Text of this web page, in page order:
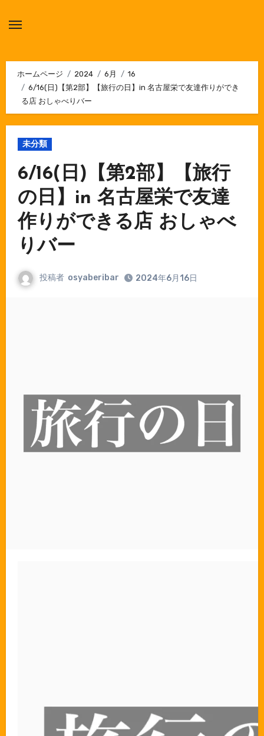
ホームページ 2024 6月
16
6/16(日)【第2部】【旅行の日】in 名古屋栄で友達作りができ
る店 おしゃべりバー
未分類
6/16(日)【第2部】【旅行
の日】in 名古屋栄で友達
作りができる店 おしゃべ
りバー
投稿者 osyaberibar 2024年6月16日